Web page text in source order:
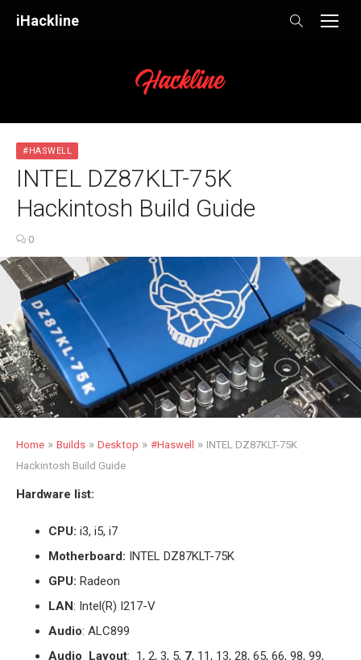
iHackline
#HASWELL
INTEL DZ87KLT-75K
Hackintosh Build Guide
0
Home » Builds » Desktop » #Haswell » INTEL DZ87KLT-75K
Hackintosh Build Guide
Hardware list:
CPU: i3, i5, i7
Motherboard: INTEL DZ87KLT-75K
GPU: Radeon
LAN: Intel(R) I217-V
Audio: ALC899
Audio Layout: 1, 2, 3, 5, 7, 11, 13, 28, 65, 66, 98, 99,